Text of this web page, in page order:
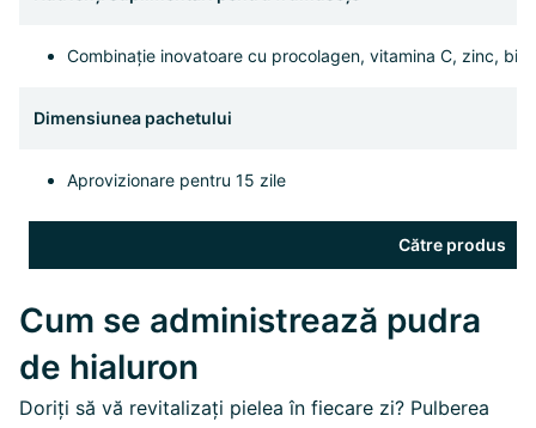
Combinație inovatoare cu procolagen, vitamina C, zinc,
Dimensiunea pachetului
Aprovizionare pentru 15 zile
Către produs
Cum se administrează pudra
de hialuron
Doriți să vă revitalizați pielea în fiecare zi? Pulberea